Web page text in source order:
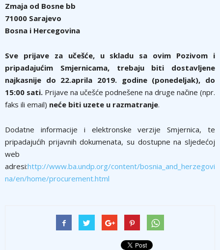
Zmaja od Bosne bb
71000 Sarajevo
Bosna i Hercegovina
Sve prijave za učešće, u skladu sa ovim Pozivom i
pripadajućim Smjernicama, trebaju biti dostavljene
najkasnije do 22.aprila 2019. godine (ponedeljak), do
15:00 sati. Prijave na učešće podnešene na druge načine (npr.
faks ili email) neće biti uzete u razmatranje.
Dodatne informacije i elektronske verzije Smjernica, te
pripadajućih prijavnih dokumenata, su dostupne na sljedećoj
web
adresi:http://www.ba.undp.org/content/bosnia_and_herzegovi
na/en/home/procurement.html